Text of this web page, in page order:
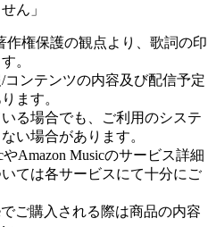
ん」
作権保護の観点より、歌詞の印
。
ンテンツの内容及び配信予定
ます。
る場合でも、ご利用のシステ
い場合があります。
Amazon Musicのサービス詳細
ては各サービスにて十分にご
でご購入される際は商品の内容